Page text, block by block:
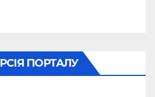
ПОРТАЛУ